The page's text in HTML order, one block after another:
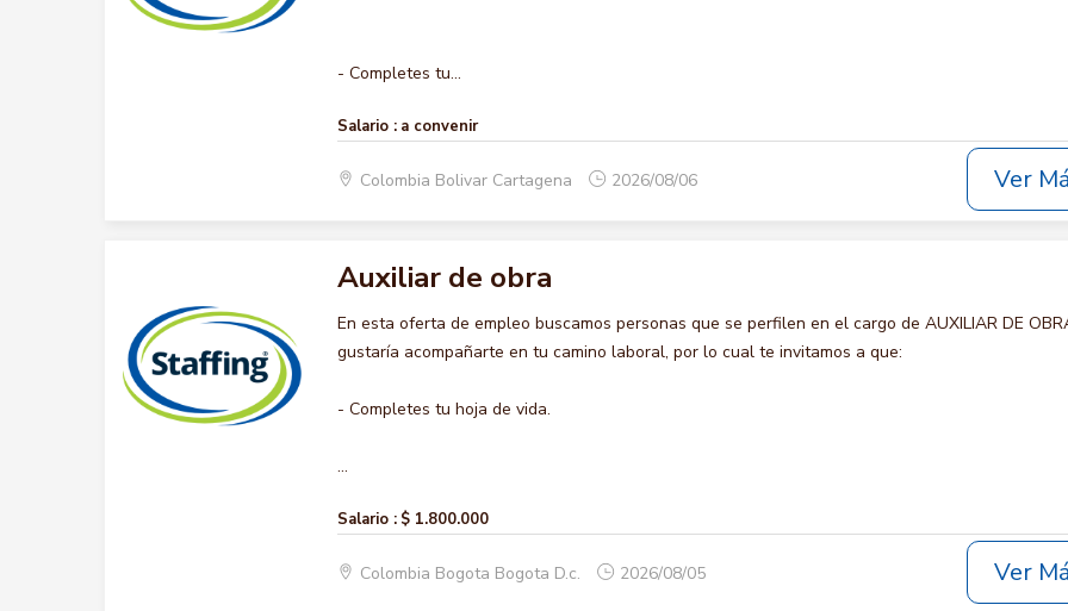
- Completes tu...
Salario : a convenir
Colombia Bolivar Cartagena 2026/08/06 Ver
Auxiliar de obra
En esta oferta de empleo buscamos personas que se perfilen en el cargo de AUXILIAR DE
gustaría acompañarte en tu camino laboral, por lo cual te invitamos a que:
- Completes tu hoja de vida.
...
Salario : $ 1.800.000
Colombia Bogota Bogota D.c. 2026/08/05 Ver